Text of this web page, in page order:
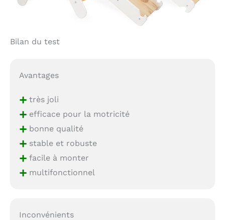
Bilan du test
Avantages
+très joli
+efficace pour la motricité
+bonne qualité
+stable et robuste
+facile à monter
+multifonctionnel
Inconvénients